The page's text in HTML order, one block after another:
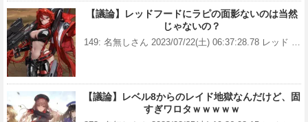
【議論】レッドフードにラピの面影ないのは当然
じゃないの？
149: 名無しさん 2023/07/22(土) 06:37:28.78 レッド …
【議論】レベル8からのレイド地獄なんだけど、固
すぎワロタｗｗｗｗｗ